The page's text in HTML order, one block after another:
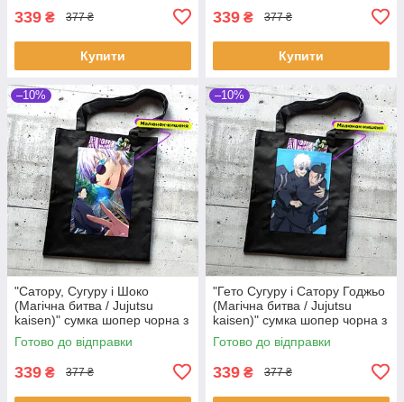
339 ₴ 377 ₴
Купити
339 ₴ 377 ₴
Купити
–10%
"Сатору, Сугуру і Шоко
(Магічна битва / Jujutsu
kaisen)" сумка шопер чорна з
аніме малюнком та кишенею
Готово до відправки
339 ₴ 377 ₴
–10%
"Гето Сугуру і Сатору Годжьо
(Магічна битва / Jujutsu
kaisen)" сумка шопер чорна з
аніме малюнком та кишенею
Готово до відправки
339 ₴ 377 ₴